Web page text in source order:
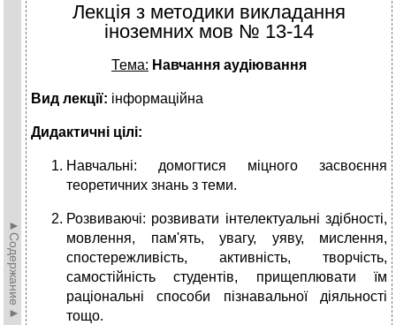
►Содержание►
Лекція з методики викладання
іноземних мов № 13-14
Тема: Навчання аудіювання
Вид лекції: інформаційна
Дидактичні цілі:
Навчальні: домогтися міцного засвоєння
теоретичних знань з теми.
Розвиваючі: розвивати інтелектуальні здібності,
мов­лення, пам'ять, увагу, уяву, мислення,
спостережли­вість, активність, творчість,
самостійність студентів, прищеплювати їм
раціональні способи пізнавальної діяльності
тощо.